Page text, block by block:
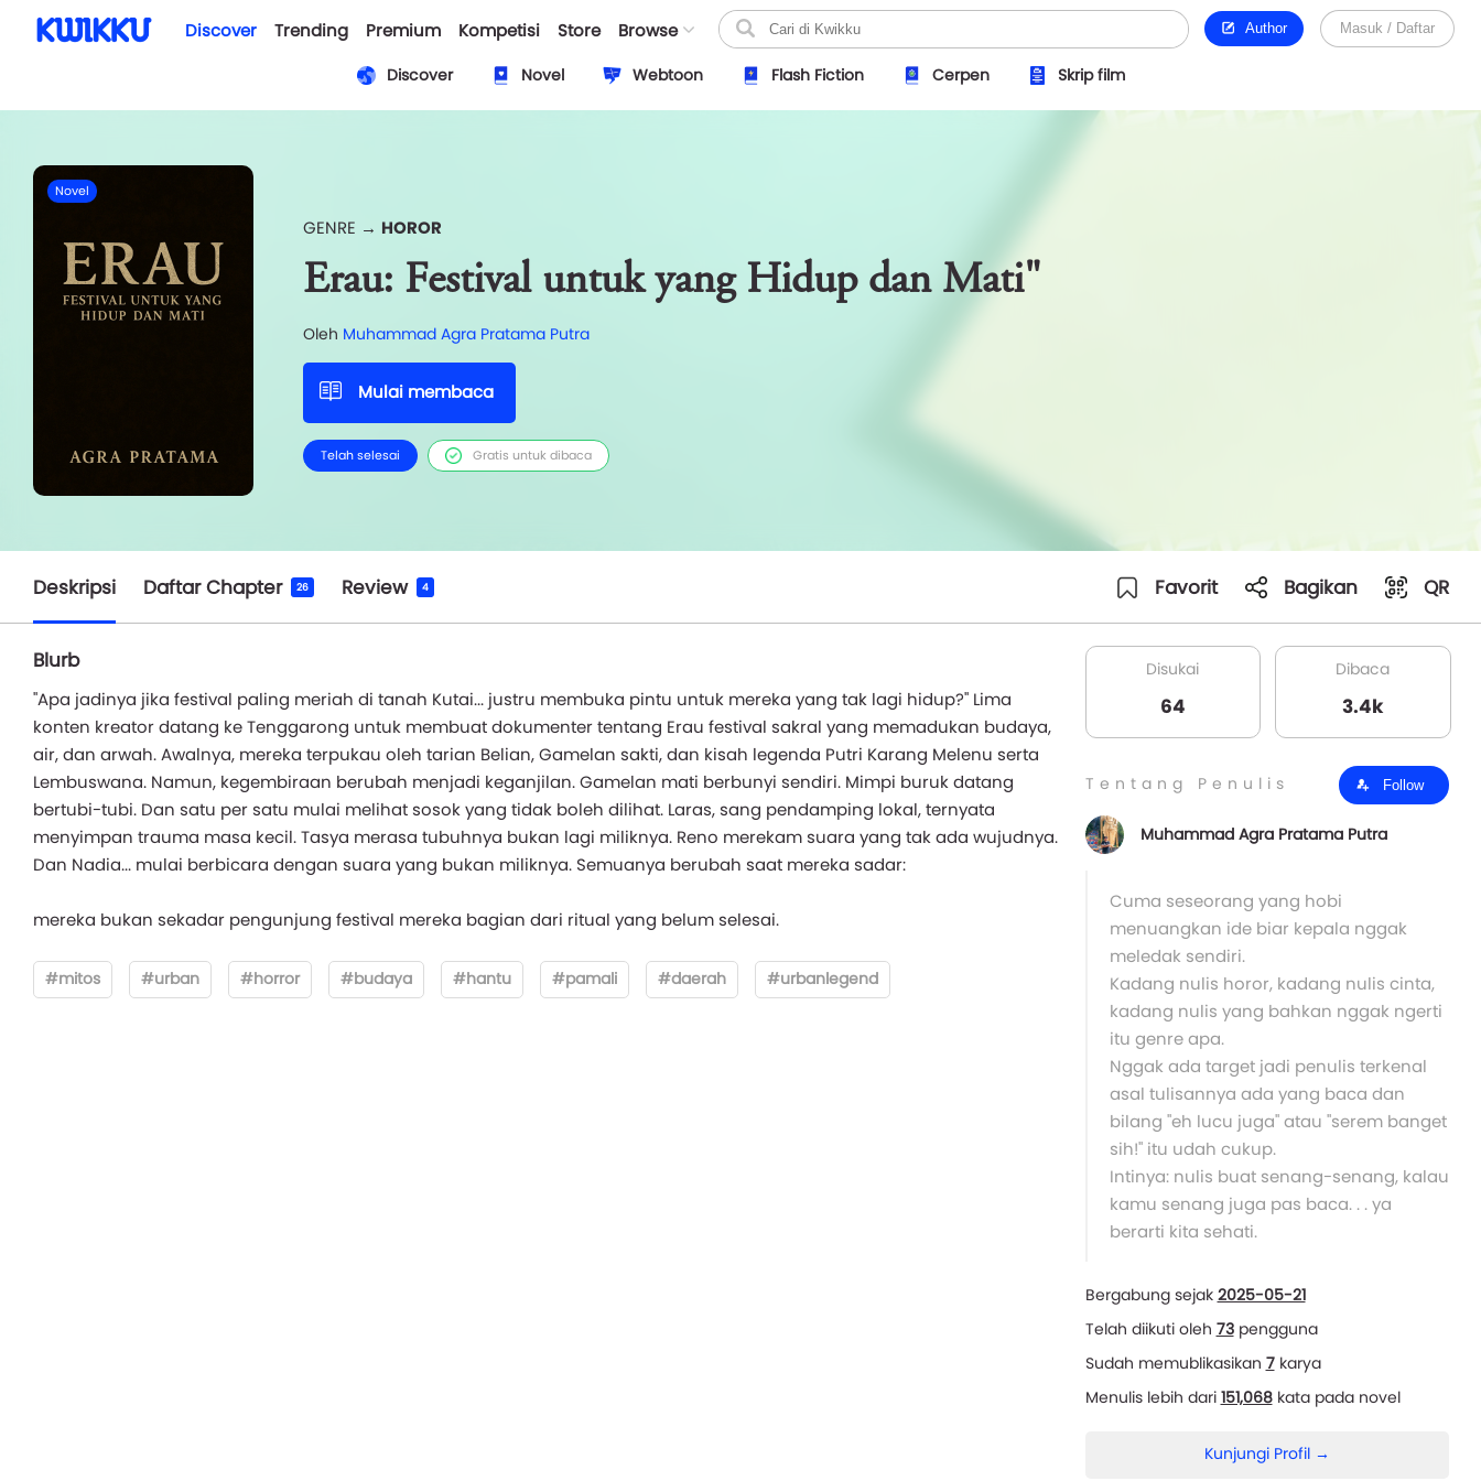
Discover Trending Premium Kompetisi Store Browse Author Masuk / Daftar
Discover Novel Webtoon Flash Fiction Cerpen Skrip film
Novel
GENRE → HOROR
Erau: Festival untuk yang Hidup dan Mati"
Oleh Muhammad Agra Pratama Putra
Mulai membaca
Telah selesai Gratis untuk dibaca
Deskripsi Daftar Chapter 26 Review 4 Favorit Bagikan QR
Blurb
"Apa jadinya jika festival paling meriah di tanah Kutai... justru membuka pintu untuk mereka yang tak lagi hidup?" Lima
konten kreator datang ke Tenggarong untuk membuat dokumenter tentang Erau festival sakral yang memadukan budaya,
air, dan arwah. Awalnya, mereka terpukau oleh tarian Belian, Gamelan sakti, dan kisah legenda Putri Karang Melenu serta
Lembuswana. Namun, kegembiraan berubah menjadi keganjilan. Gamelan mati berbunyi sendiri. Mimpi buruk datang
bertubi-tubi. Dan satu per satu mulai melihat sosok yang tidak boleh dilihat. Laras, sang pendamping lokal, ternyata
menyimpan trauma masa kecil. Tasya merasa tubuhnya bukan lagi miliknya. Reno merekam suara yang tak ada wujudnya.
Dan Nadia... mulai berbicara dengan suara yang bukan miliknya. Semuanya berubah saat mereka sadar:
mereka bukan sekadar pengunjung festival mereka bagian dari ritual yang belum selesai.
#mitos #urban #horror #budaya #hantu #pamali #daerah #urbanlegend
Disukai
64
Dibaca
3.4k
Tentang Penulis Follow
Muhammad Agra Pratama Putra
Cuma seseorang yang hobi
menuangkan ide biar kepala nggak
meledak sendiri.
Kadang nulis horor, kadang nulis cinta,
kadang nulis yang bahkan nggak ngerti
itu genre apa.
Nggak ada target jadi penulis terkenal
asal tulisannya ada yang baca dan
bilang "eh lucu juga" atau "serem banget
sih!" itu udah cukup.
Intinya: nulis buat senang-senang, kalau
kamu senang juga pas baca. . . ya
berarti kita sehati.
Bergabung sejak 2025-05-21
Telah diikuti oleh 73pengguna
Sudah memublikasikan 7karya
Menulis lebih dari 151,068kata pada novel
Kunjungi Profil →